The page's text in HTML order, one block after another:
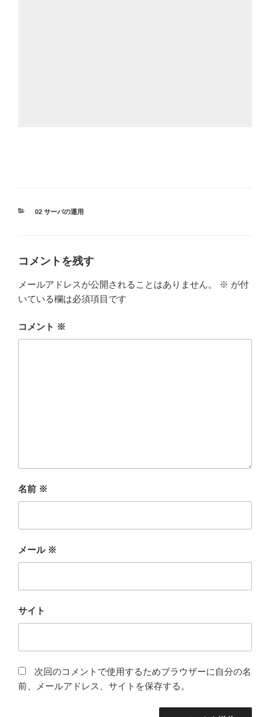
カ
02 サーバの運用
コメントを残す
メールアドレスが公開されることはありません。 ※ が付
いている欄は必須項目です
コメント ※
名前 ※
メール ※
サイト
次回のコメントで使用するためブラウザーに自分の名
前、メールアドレス、サイトを保存する。